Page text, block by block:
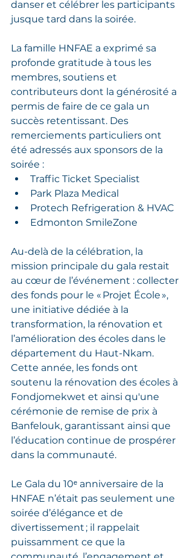
danser et célébrer les participants
jusque tard dans la soirée.
La famille HNFAE a exprimé sa
profonde gratitude à tous les
membres, soutiens et
contributeurs dont la générosité a
permis de faire de ce gala un
succès retentissant. Des
remerciements particuliers ont
été adressés aux sponsors de la
soirée :
Traffic Ticket Specialist
Park Plaza Medical
Protech Refrigeration & HVAC
Edmonton SmileZone
Au-delà de la célébration, la
mission principale du gala restait
au cœur de l’événement : collecter
des fonds pour le « Projet École »,
une initiative dédiée à la
transformation, la rénovation et
l’amélioration des écoles dans le
département du Haut-Nkam.
Cette année, les fonds ont
soutenu la rénovation des écoles à
Fondjomekwet et ainsi qu'une
cérémonie de remise de prix à
Banfelouk, garantissant ainsi que
l’éducation continue de prospérer
dans la communauté.
Le Gala du 10ᵉ anniversaire de la
HNFAE n’était pas seulement une
soirée d’élégance et de
divertissement ; il rappelait
puissamment ce que la